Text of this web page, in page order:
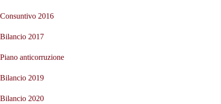
Consuntivo 2016
Bilancio 2017
Piano anticorruzione
Bilancio 2019
Bilancio 2020